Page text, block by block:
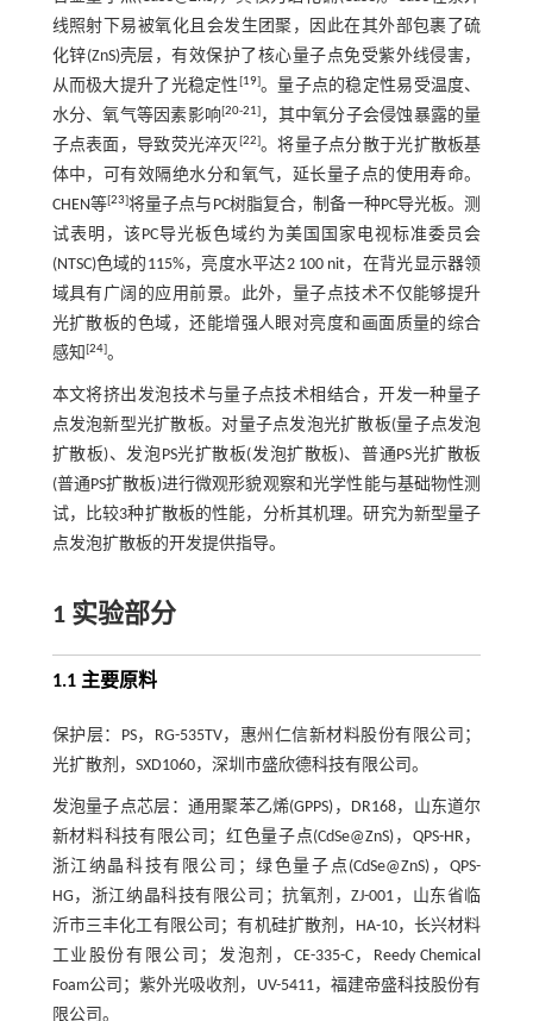
线照射下易被氧化且会发生团聚，因此在其外部包裹了硫
化锌(ZnS)壳层，有效保护了核心量子点免受紫外线侵害，
从而极大提升了光稳定性 [19]。量子点的稳定性易受温度、
水分、氧气等因素影响[20-21] ，其中氧分子会侵蚀暴露的量
子点表面，导致荧光淬灭 [22]。将量子点分散于光扩散板基
体中，可有效隔绝水分和氧气，延长量子点的使用寿命。
CHEN等[23]将量子点与PC树脂复合，制备一种PC导光板。测
试表明，该PC导光板色域约为美国国家电视标准委员会
(NTSC)色域的115%，亮度水平达2 100 nit，在背光显示器领
域具有广阔的应用前景。此外，量子点技术不仅能够提升
光扩散板的色域，还能增强人眼对亮度和画面质量的综合
感知 [24]。
本文将挤出发泡技术与量子点技术相结合，开发一种量子
点发泡新型光扩散板。对量子点发泡光扩散板(量子点发泡
扩散板)、发泡PS光扩散板(发泡扩散板)、普通PS光扩散板
(普通PS扩散板)进行微观形貌观察和光学性能与基础物性测
试，比较3种扩散板的性能，分析其机理。研究为新型量子
点发泡扩散板的开发提供指导。
1 实验部分
1.1 主要原料
保护层：PS，RG-535TV，惠州仁信新材料股份有限公司；
光扩散剂，SXD1060，深圳市盛欣德科技有限公司。
发泡量子点芯层：通用聚苯乙烯(GPPS)，DR168，山东道尔
新材料科技有限公司；红色量子点(CdSe@ZnS)，QPS-HR，
浙江纳晶科技有限公司；绿色量子点(CdSe@ZnS)，QPS-
HG，浙江纳晶科技有限公司；抗氧剂，ZJ-001，山东省临
沂市三丰化工有限公司；有机硅扩散剂，HA-10，长兴材料
工业股份有限公司；发泡剂，CE-335-C，Reedy Chemical
Foam公司；紫外光吸收剂，UV-5411，福建帝盛科技股份有
限公司。